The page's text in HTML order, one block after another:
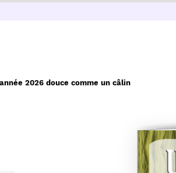
2026 douce comme un câlin